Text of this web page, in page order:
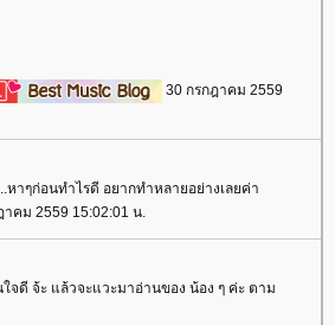
30 กรกฎาคม 2559
าๆก่อนทำไรดี อยากทำหลายอย่างเลยค่า
าคม 2559 15:02:01 น.
ดี จ้ะ แล้วจะแวะมาอ่านของ น้อง ๆ ค่ะ ตาม